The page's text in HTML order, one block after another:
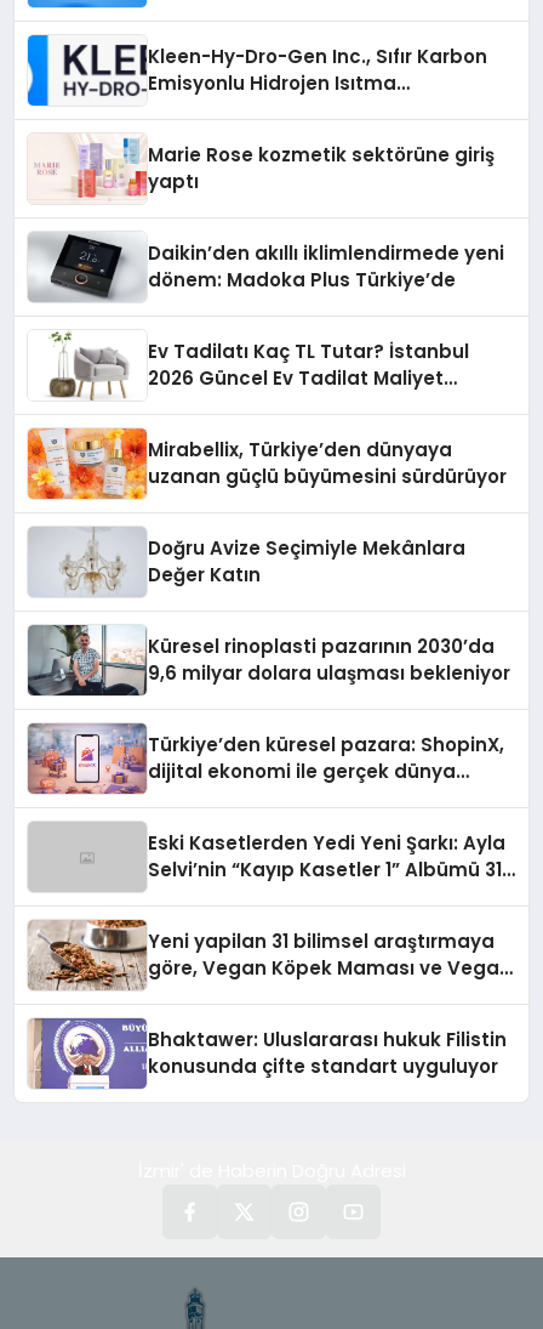
Kleen-Hy-Dro-Gen Inc., Sıfır Karbon
Emisyonlu Hidrojen Isıtma
Marie Rose kozmetik sektörüne giriş
yaptı
Daikin’den akıllı iklimlendirmede yeni
dönem: Madoka Plus Türkiye’de
Ev Tadilatı Kaç TL Tutar? İstanbul
2026 Güncel Ev Tadilat Maliyet
Mirabellix, Türkiye’den dünyaya
uzanan güçlü büyümesini sürdürüyor
Doğru Avize Seçimiyle Mekânlara
Değer Katın
Küresel rinoplasti pazarının 2030’da
9,6 milyar dolara ulaşması bekleniyor
Türkiye’den küresel pazara: ShopinX,
dijital ekonomi ile gerçek dünya
Eski Kasetlerden Yedi Yeni Şarkı: Ayla
Selvi’nin “Kayıp Kasetler 1” Albümü 31
Yeni yapilan 31 bilimsel araştırmaya
göre, Vegan Köpek Maması ve Vegan
Bhaktawer: Uluslararası hukuk Filistin
konusunda çifte standart uyguluyor